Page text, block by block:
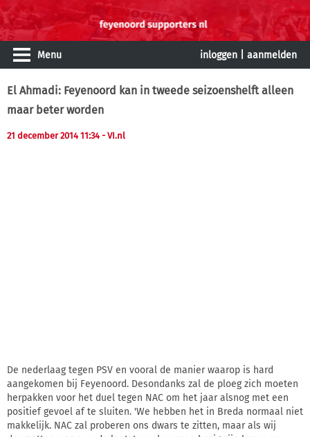
Menu inloggen aanmelden
El Ahmadi: Feyenoord kan in tweede seizoenshelft alleen
maar beter worden
21 december 2014 11:34 - VI.nl
De nederlaag tegen PSV en vooral de manier waarop is hard
aangekomen bij Feyenoord. Desondanks zal de ploeg zich moeten
herpakken voor het duel tegen NAC om het jaar alsnog met een
positief gevoel af te sluiten. 'We hebben het in Breda normaal niet
makkelijk. NAC zal proberen ons dwars te zitten, maar als wij